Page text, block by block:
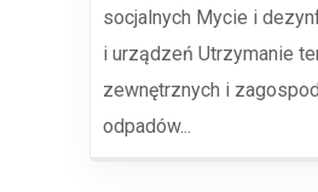
socjalnych Mycie i
i urządzeń Utrzymanie
zewnętrznych i
odpadów...